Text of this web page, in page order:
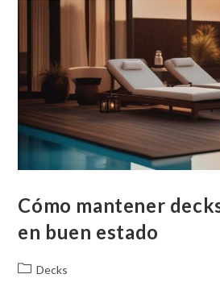
Cómo mantener
en buen estado
Categoría
Decks